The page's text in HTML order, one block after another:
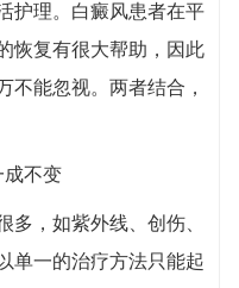
护理。白癜风患者在平
恢复有很大帮助，因此
不能忽视。两者结合，
成不变
多，如紫外线、创伤、
单一的治疗方法只能起